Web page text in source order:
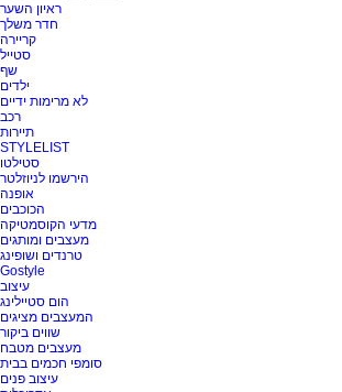
ראיון השער
חדר משלך
קריירה
סטייל
שף
ילדים
לא מרימות ידיים
רכב
תיירות
STYLELIST
סטילטו
הירשמו לניוזלטר
אופנה
הכוכבים
מדעי הקוסמטיקה
מעצבים ומותגים
טרנדים ושופינג
Gostyle
עיצוב
הום סטיילינג
המעצבים מציגים
שווים ביקור
מעצבים מטבח
סומפי חכמים בבית
עיצוב פנים